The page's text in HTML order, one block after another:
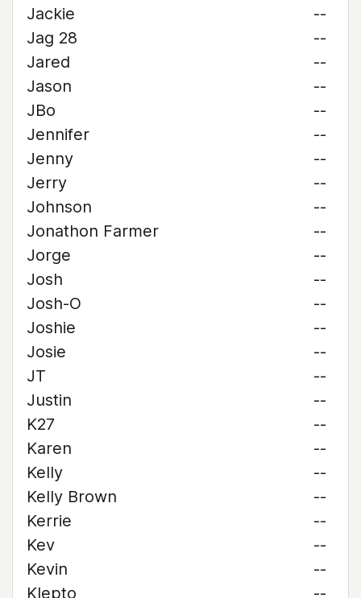
Jackie
--
Jag 28
--
Jared
--
Jason
--
JBo
--
Jennifer
--
Jenny
--
Jerry
--
Johnson
--
Jonathon Farmer
--
Jorge
--
Josh
--
Josh-O
--
Joshie
--
Josie
--
JT
--
Justin
--
K27
--
Karen
--
Kelly
--
Kelly Brown
--
Kerrie
--
Kev
--
Kevin
--
Klepto
--